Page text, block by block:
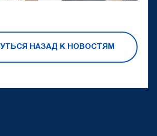
НАЗАД К НОВОСТЯМ